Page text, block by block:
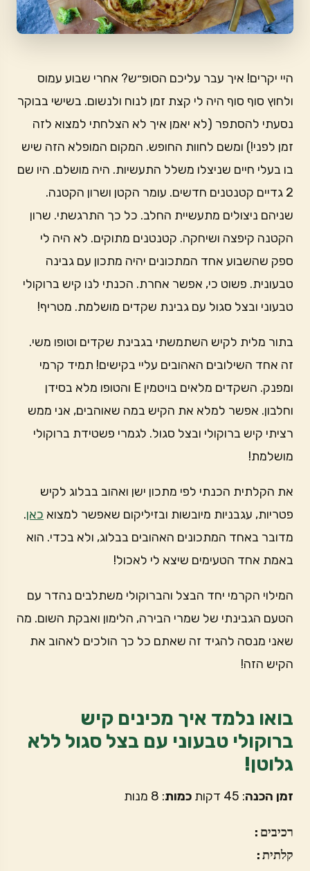
היי יקרים! איך עבר עליכם הסופ״ש? אחרי שבוע עמוס
ולחוץ סוף סוף היה לי קצת זמן לנוח ולנשום. בשישי בבוקר
נסעתי להסתפר (לא יאמן איך לא הצלחתי למצוא לזה
זמן לפני!) ומשם לחוות החופש. המקום המופלא הזה שיש
בו בעלי חיים שניצלו משלל התעשיות. היה מושלם. היו שם
2 גדיים קטנטנים חדשים. עומר הקטן ושרון הקטנה.
שניהם ניצולים מתעשיית החלב. כל כך התרגשתי. שרון
הקטנה קיפצה ושיחקה. קטנטנים מתוקים. לא היה לי
ספק שהשבוע אחד המתכונים יהיה מתכון עם גבינה
טבעונית. פשוט כי, אפשר אחרת. הכנתי לנו קיש ברוקולי
טבעוני ובצל סגול עם גבינת שקדים מושלמת. מטריף!
בתור מלית לקיש השתמשתי בגבינת שקדים וטופו משי.
זה אחד השילובים האהובים עליי בקישים! תמיד קרמי
ומפנק. השקדים מלאים בויטמין E והטופו מלא בסידן
וחלבון. אפשר למלא את הקיש במה שאוהבים, אני ממש
רציתי קיש ברוקולי ובצל סגול. לגמרי פשטידת ברוקולי
מושלמת!
את הקלתית הכנתי לפי מתכון ישן ואהוב בבלוג לקיש
פטריות, עגבניות מיובשות ובזיליקום שאפשר למצוא כאן.
מדובר באחד המתכונים האהובים בבלוג, ולא בכדי. הוא
באמת אחד הטעימים שיצא לי לאכול!
המילוי הקרמי יחד הבצל והברוקולי משתלבים נהדר עם
הטעם הגבינתי של שמרי הבירה, הלימון ואבקת השום. מה
שאני מנסה להגיד זה שאתם כל כך הולכים לאהוב את
הקיש הזה!
בואו נלמד איך מכינים קיש
ברוקולי טבעוני עם בצל סגול ללא
גלוטן!
זמן הכנה: 45 דקות כמות: 8 מנות
רכיבים:
קלתית: